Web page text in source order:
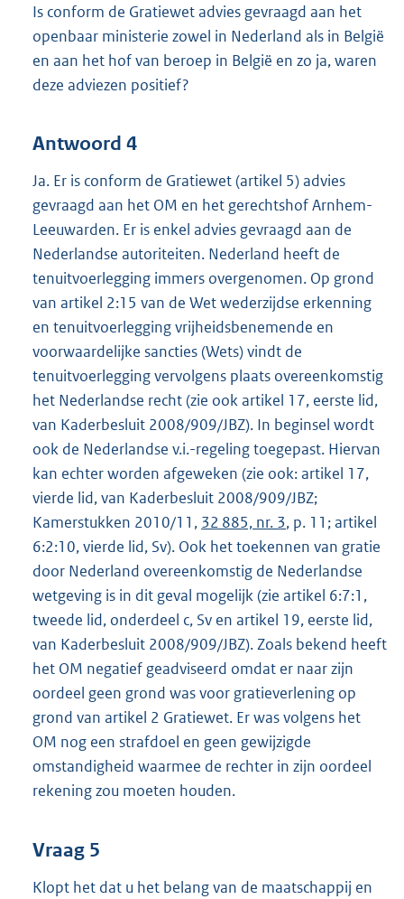
Is conform de Gratiewet advies gevraagd aan het
openbaar ministerie zowel in Nederland als in België
en aan het hof van beroep in België en zo ja, waren
deze adviezen positief?
Antwoord 4
Ja. Er is conform de Gratiewet (artikel 5) advies
gevraagd aan het OM en het gerechtshof Arnhem-
Leeuwarden. Er is enkel advies gevraagd aan de
Nederlandse autoriteiten. Nederland heeft de
tenuitvoerlegging immers overgenomen. Op grond
van artikel 2:15 van de Wet wederzijdse erkenning
en tenuitvoerlegging vrijheidsbenemende en
voorwaardelijke sancties (Wets) vindt de
tenuitvoerlegging vervolgens plaats overeenkomstig
het Nederlandse recht (zie ook artikel 17, eerste lid,
van Kaderbesluit 2008/909/JBZ). In beginsel wordt
ook de Nederlandse v.i.-regeling toegepast. Hiervan
kan echter worden afgeweken (zie ook: artikel 17,
vierde lid, van Kaderbesluit 2008/909/JBZ;
Kamerstukken 2010/11, 32 885, nr. 3, p. 11; artikel
6:2:10, vierde lid, Sv). Ook het toekennen van gratie
door Nederland overeenkomstig de Nederlandse
wetgeving is in dit geval mogelijk (zie artikel 6:7:1,
tweede lid, onderdeel c, Sv en artikel 19, eerste lid,
van Kaderbesluit 2008/909/JBZ). Zoals bekend heeft
het OM negatief geadviseerd omdat er naar zijn
oordeel geen grond was voor gratieverlening op
grond van artikel 2 Gratiewet. Er was volgens het
OM nog een strafdoel en geen gewijzigde
omstandigheid waarmee de rechter in zijn oordeel
rekening zou moeten houden.
Vraag 5
Klopt het dat u het belang van de maatschappij en